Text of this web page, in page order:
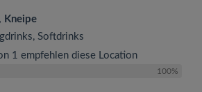
Kneipe
Softdrinks
1 empfehlen diese Location
100%